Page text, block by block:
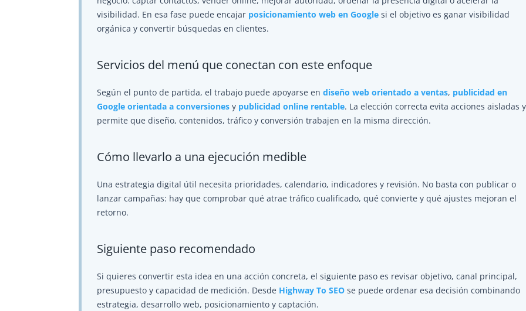
visibilidad. En esa fase puede encajar posicionamiento web en Google si el objetivo es ganar visibilidad
orgánica y convertir búsquedas en clientes.
Servicios del menú que conectan con este enfoque
Según el punto de partida, el trabajo puede apoyarse endiseño web orientado a ventas, publicidad en
Google orientada a conversiones y publicidad online rentable. La elección correcta evita acciones aisladas y
permite que diseño, contenidos, tráfico y conversión trabajen en la misma dirección.
Cómo llevarlo a una ejecución medible
Una estrategia digital útil necesita prioridades, calendario, indicadores y revisión. No basta con publicar o
lanzar campañas: hay que comprobar qué atrae tráfico cualificado, qué convierte y qué ajustes mejoran el
retorno.
Siguiente paso recomendado
Si quieres convertir esta idea en una acción concreta, el siguiente paso es revisar objetivo, canal principal,
presupuesto y capacidad de medición. Desde Highway To SEO se puede ordenar esa decisión combinando
estrategia, desarrollo web, posicionamiento y captación.